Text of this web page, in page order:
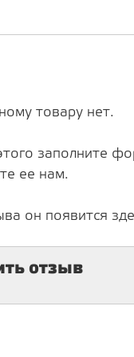
товару нет.
заполните
ее нам.
он появится
отзыв